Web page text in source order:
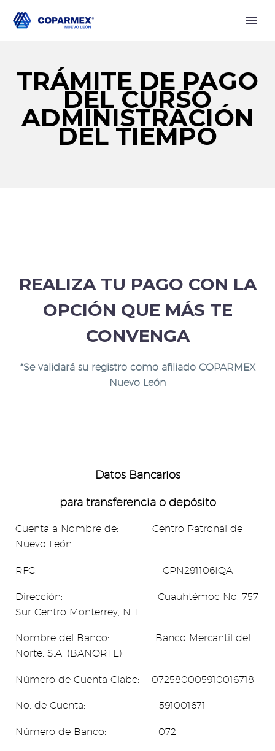
TRÁMITE DE PAGO
DEL CURSO
ADMINISTRACIÓN
DEL TIEMPO
REALIZA TU PAGO CON LA
OPCIÓN QUE MÁS TE
CONVENGA
*Se validará su registro como afiliado COPARMEX
Nuevo León
Datos Bancarios
para transferencia o depósito
Cuenta a Nombre de: Centro Patronal de
Nuevo León
RFC: CPN291106IQA
Dirección: Cuauhtémoc No. 757
Sur Centro Monterrey, N. L.
Nombre del Banco: Banco Mercantil del
Norte, S.A. (BANORTE)
Número de Cuenta Clabe: 072580005910016718
No. de Cuenta: 591001671
Número de Banco: 072